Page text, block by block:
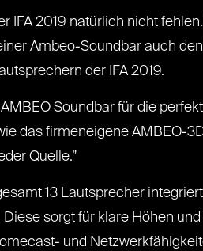
IFA 2019 natürlich nicht
Ambeo-Soundbar auch
der IFA 2019.
AMBEO Soundbar für die
das firmeneigene AMBEO-
Quelle.”
13 Lautsprecher
Diese sorgt für klare Höhen
und